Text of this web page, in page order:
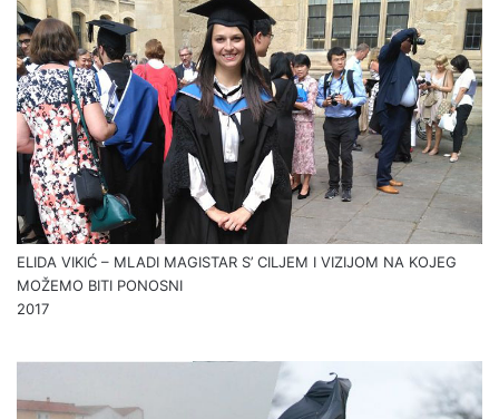
ELIDA VIKIĆ – MLADI MAGISTAR S’ CILJEM I VIZIJOM NA KOJEG
MOŽEMO BITI PONOSNI
2017